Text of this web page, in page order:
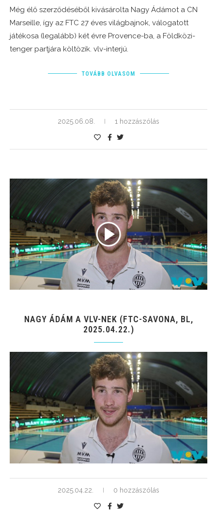
Még élő szerződéséből kivásárolta Nagy Ádámot a CN
Marseille, így az FTC 27 éves világbajnok, válogatott
játékosa (legalább) két évre Provence-ba, a Földközi-
tenger partjára költözik. vlv-interjú.
TOVÁBB OLVASOM
2025.06.08. 1 hozzászólás
NAGY ÁDÁM A VLV-NEK (FTC-SAVONA, BL,
2025.04.22.)
2025.04.22. 0 hozzászólás